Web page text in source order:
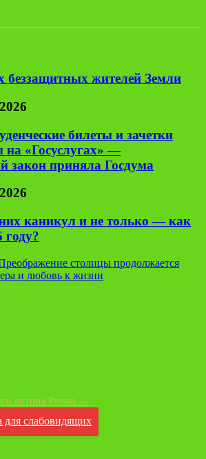
беззащитных жителей Земли
билеты и зачетки
на «Госуслугах» —
закон приняла Госдума
каникул и не только — как
году?
столицы продолжается
и любовь к жизни
автора Pressa →
для слабовидящих